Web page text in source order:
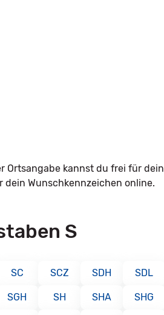
Ortsangabe kannst du frei für dein
Wunschkennzeichen online.
S
SC SCZ SDH SDL
SGH SH SHA SHG